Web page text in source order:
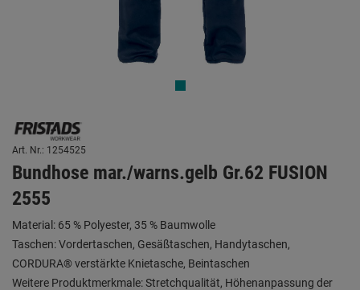
Art. Nr.: 1254525
Bundhose mar./warns.gelb Gr.62 FUSION
2555
Material: 65 % Polyester, 35 % Baumwolle
Taschen: Vordertaschen, Gesäßtaschen, Handytaschen,
CORDURA® verstärkte Knietasche, Beintaschen
Weitere Produktmerkmale: Stretchqualität, Höhenanpassung der